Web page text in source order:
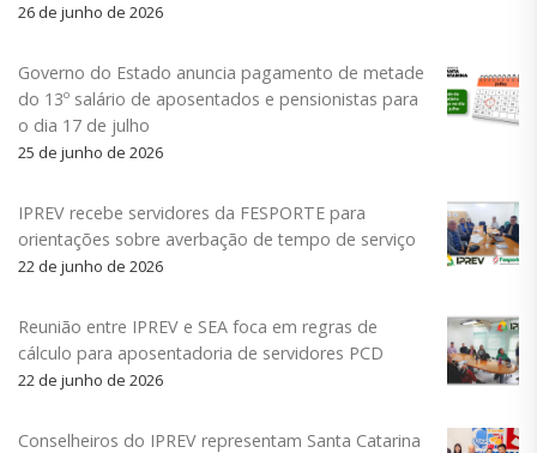
26 de junho de 2026
Governo do Estado anuncia pagamento de metade
do 13º salário de aposentados e pensionistas para
o dia 17 de julho
25 de junho de 2026
IPREV recebe servidores da FESPORTE para
orientações sobre averbação de tempo de serviço
22 de junho de 2026
Reunião entre IPREV e SEA foca em regras de
cálculo para aposentadoria de servidores PCD
22 de junho de 2026
Conselheiros do IPREV representam Santa Catarina